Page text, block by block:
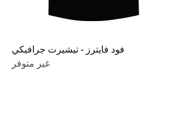
فود فايترز - تيشيرت جرافيكي
غير متوفر